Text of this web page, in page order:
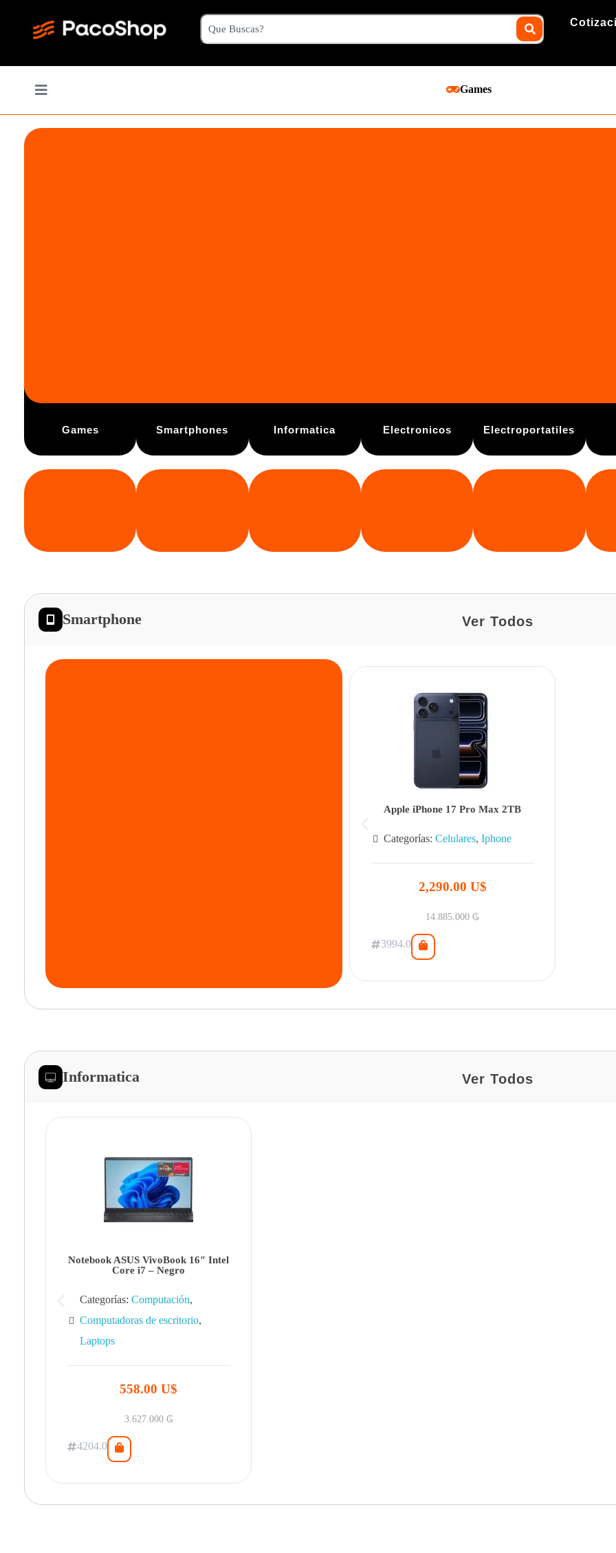
Games
Games Smartphones Informatica Electronicos Electroportatiles
Smartphone Ver Todos
Apple iPhone 17 Pro Max 2TB
Categorías:Celulares,Iphone
2,290.00 U$
14.885.000₲
3994.0
Informatica Ver Todos
Notebook ASUS VivoBook 16″ Intel
Core i7 – Negro
Categorías: Computación,
Computadoras de escritorio,
Laptops
558.00 U$
3.627.000 ₲
4204.0